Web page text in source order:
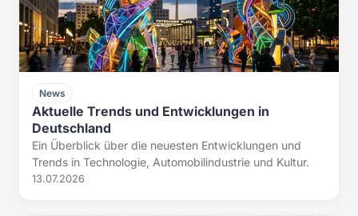
News
Aktuelle Trends und Entwicklungen in
Deutschland
Ein Überblick über die neuesten Entwicklungen und
Trends in Technologie, Automobilindustrie und Kultur.
13.07.2026